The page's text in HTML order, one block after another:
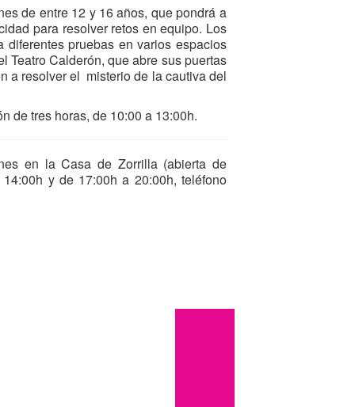
de entre 12 y 16 años, que pondrá a
para resolver retos en equipo. Los
diferentes pruebas en varios espacios
Teatro Calderón, que abre sus puertas
a resolver el misterio de la cautiva del
de tres horas, de 10:00 a 13:00h.
en la Casa de Zorrilla (abierta de
y de 17:00h a 20:00h, teléfono